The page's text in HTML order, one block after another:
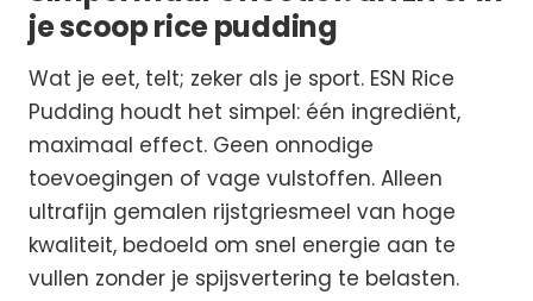
je scoop rice pudding
Wat je eet, telt; zeker als je sport. ESN Rice
Pudding houdt het simpel: één ingrediënt,
maximaal effect. Geen onnodige
toevoegingen of vage vulstoffen. Alleen
ultrafijn gemalen rijstgriesmeel van hoge
kwaliteit, bedoeld om snel energie aan te
vullen zonder je spijsvertering te belasten.